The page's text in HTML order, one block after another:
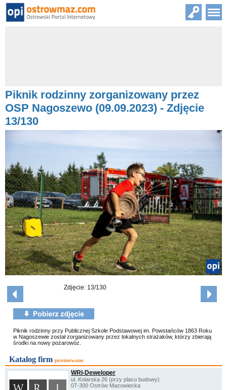
Piknik rodzinny zorganizowany przez
OSP Nagoszewo (09.09.2023) - Zdjęcie
13/130
Zdjęcie: 13/130
Piknik rodzinny przy Publicznej Szkole Podstawowej im. Powstańców 1863 Roku
w Nagoszewie został zorganizowany przez lokalnych strażaków, którzy zbierają
środki na nowy pożarowóz.
Katalog firm promowane
WRI-Deweloper
ul. Kolarska 26 (przy placu budowy)
07-300 Ostrów Mazowiecka